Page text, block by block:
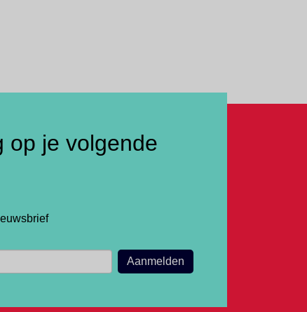
op je volgende